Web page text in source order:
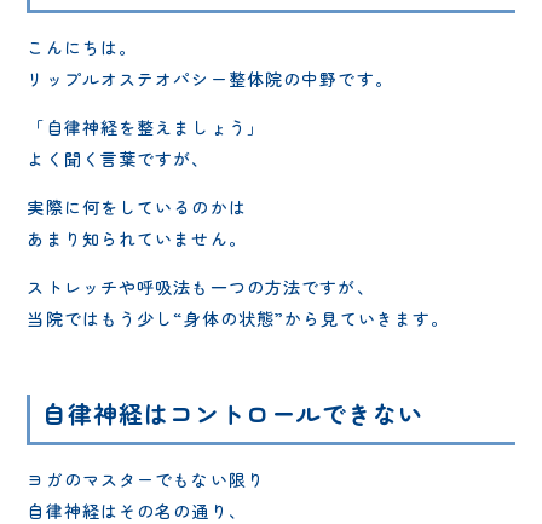
こんにちは。
リップルオステオパシー整体院の中野です。
「自律神経を整えましょう」
よく聞く言葉ですが、
実際に何をしているのかは
あまり知られていません。
ストレッチや呼吸法も一つの方法ですが、
当院ではもう少し“身体の状態”から見ていきます。
自律神経はコントロールできない
ヨガのマスターでもない限り
自律神経はその名の通り、